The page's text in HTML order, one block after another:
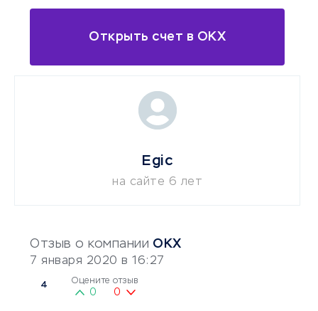
Открыть счет в OKX
Отзыв о компании OKX
7 января 2020 в 16:27
4 Оцените отзыв
0 0
Egic
на сайте 6 лет